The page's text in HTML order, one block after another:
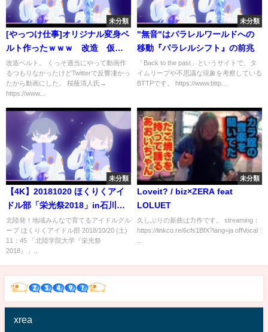
未分類
[やっつけ仕事]オリジナル変身ベ
ルト作ったｗｗｗ 改造 仮面
ライダーエグゼイド
改造ベルト。 くっそ適当にやって動画作
るつもりなかったけどTwitterで反響凄かっ
たから動画にした。 桜蔭清人氏→
https://www...
未分類
"無音"はパラレルワールドへの
移動『パラレルシフト』の前兆
「Back to the past」というサイトで、タ
イムリープや不思議な現象を考察している
BTTPです。 https://www.bttp...
未分類
【4K】20181020 ほくりくアイ
ドル部「栄光祭2018」in石川県
金沢市･北陸学院大学
北陸発！地域みんなで育てるアイドルグル
ープ ほくりくアイドル部 2018/10/20 (土)
11：45 「北陸学院大学『栄光祭
2018』」...
未分類
Loveit? / biz×ZERA feat
LOLUET
久しぶりの新曲は力作です。 streaming：
https://linkco.re/6cfs1BfX?lang=ja offVocal :
xrea